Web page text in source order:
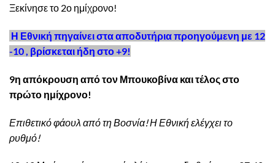
Ξεκίνησε το 2ο ημίχρονο!
Η Εθνική πηγαίνει στα αποδυτήρια προηγούμενη με 12
-10 , βρίσκεται ήδη στο +9!
9η απόκρουση από τον Μπουκοβίνα και τέλος στο
πρώτο ημίχρονο!
Επιθετικό φάουλ από τη Βοσνία! Η Εθνική ελέγχει το
ρυθμό!